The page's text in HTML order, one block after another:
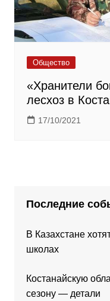
Общество
«Хранители
лесхоз в
17/10/2021
Последние
В Казахстане
школах
Костанайскую
сезону — детали